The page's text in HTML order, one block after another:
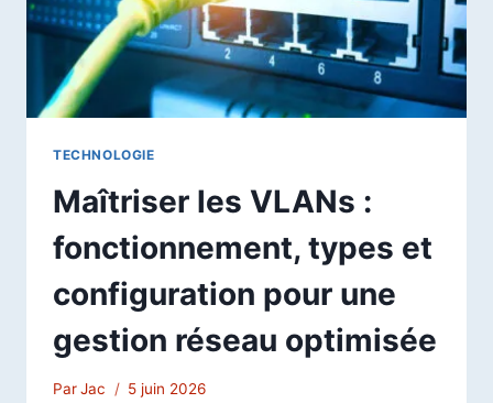
TECHNOLOGIE
Maîtriser les VLANs :
fonctionnement, types et
configuration pour une
gestion réseau optimisée
ParJac 5 juin 2026